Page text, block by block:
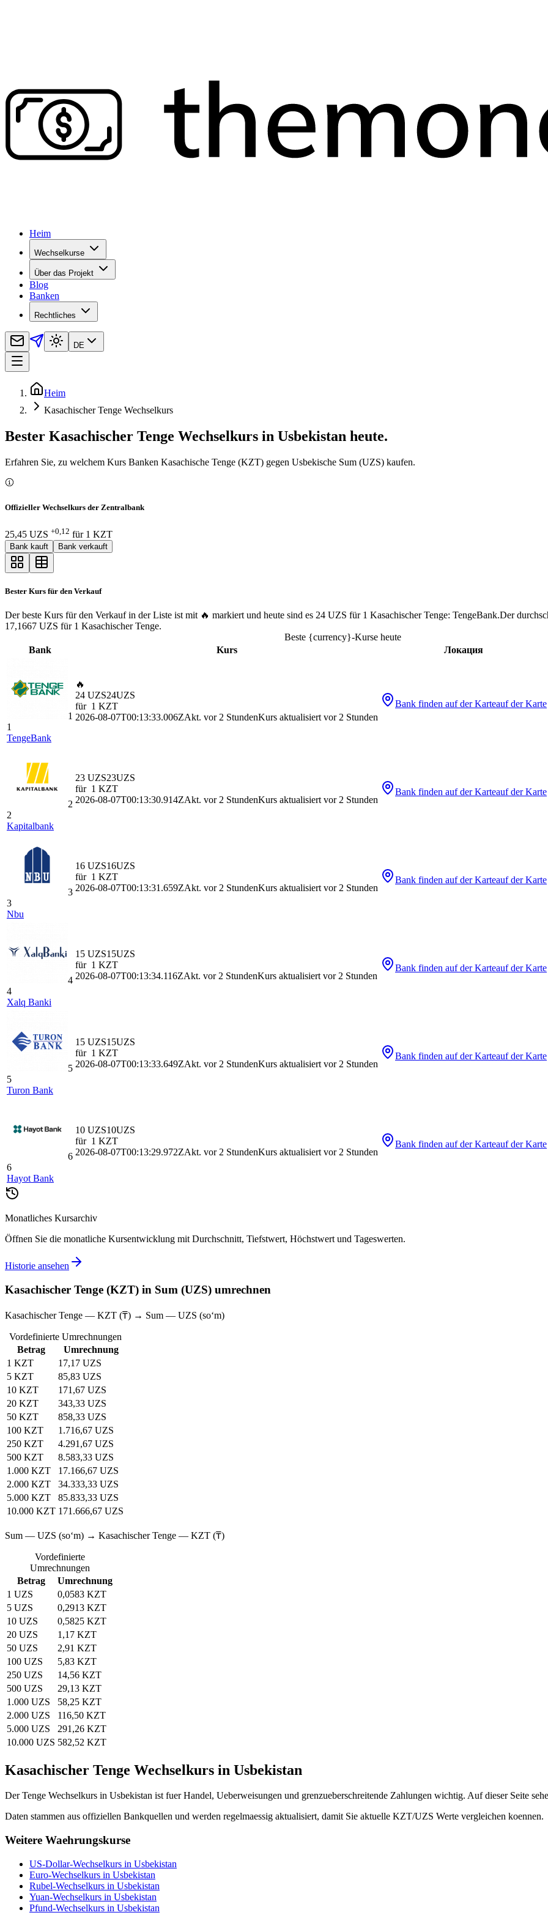
Heim
Wechselkurse
Über das Projekt
Blog
Banken
Rechtliches
DE
Heim
Kasachischer Tenge Wechselkurs
Bester Kasachischer Tenge Wechselkurs in Usbekistan heute.
Erfahren Sie, zu welchem Kurs Banken Kasachische Tenge (KZT) gegen Usbekische Sum (UZS) kaufen.
Offizieller Wechselkurs der Zentralbank
25,45 UZS +0,12 für1 KZT
Bank kauft Bank verkauft
Bester Kurs für den Verkauf
Der beste Kurs für den Verkauf in der Liste ist mit 🔥 markiert und heute sind es 24 UZS für 1 Kasachischer Tenge: TengeBank.Der
17,1667 UZS für 1 Kasachischer Tenge.
Beste {currency}-Kurse heute
Bank
Kurs Локация
1
1
TengeBank
🔥
24 UZS24UZS
für 1 KZT
2026-08-07T00:13:33.006ZAkt. vor 2 StundenKurs aktualisiert vor 2 Stunden
Bank finden auf der Karteauf der Karte
2
2
Kapitalbank
23 UZS23UZS
für 1 KZT
2026-08-07T00:13:30.914ZAkt. vor 2 StundenKurs aktualisiert vor 2 Stunden
Bank finden auf der Karteauf der Karte
3
3
Nbu
16 UZS16UZS
für 1 KZT
2026-08-07T00:13:31.659ZAkt. vor 2 StundenKurs aktualisiert vor 2 Stunden
Bank finden auf der Karteauf der Karte
4
4
Xalq Banki
15 UZS15UZS
für 1 KZT
2026-08-07T00:13:34.116ZAkt. vor 2 StundenKurs aktualisiert vor 2 Stunden
Bank finden auf der Karteauf der Karte
5
5
Turon Bank
15 UZS15UZS
für 1 KZT
2026-08-07T00:13:33.649ZAkt. vor 2 StundenKurs aktualisiert vor 2 Stunden
Bank finden auf der Karteauf der Karte
6
6
Hayot Bank
10 UZS10UZS
für 1 KZT
2026-08-07T00:13:29.972ZAkt. vor 2 StundenKurs aktualisiert vor 2 Stunden
Bank finden auf der Karteauf der Karte
Monatliches Kursarchiv
Öffnen Sie die monatliche Kursentwicklung mit Durchschnitt, Tiefstwert, Höchstwert und Tageswerten.
Historie ansehen
Kasachischer Tenge (KZT) in Sum (UZS) umrechnen
Kasachischer Tenge — KZT (₸) → Sum — UZS (soʻm)
Vordefinierte Umrechnungen
Betrag
Umrechnung
1 KZT
17,17 UZS
5 KZT
85,83 UZS
10 KZT
171,67 UZS
20 KZT
343,33 UZS
50 KZT
858,33 UZS
100 KZT
1.716,67 UZS
250 KZT
4.291,67 UZS
500 KZT
8.583,33 UZS
1.000 KZT
17.166,67 UZS
2.000 KZT
34.333,33 UZS
5.000 KZT
85.833,33 UZS
10.000 KZT 171.666,67 UZS
Sum — UZS (soʻm) → Kasachischer Tenge — KZT (₸)
Vordefinierte
Umrechnungen
Betrag
Umrechnung
1 UZS
0,0583 KZT
5 UZS
0,2913 KZT
10 UZS
0,5825 KZT
20 UZS
1,17 KZT
50 UZS
2,91 KZT
100 UZS
5,83 KZT
250 UZS
14,56 KZT
500 UZS
29,13 KZT
1.000 UZS
58,25 KZT
2.000 UZS
116,50 KZT
5.000 UZS
291,26 KZT
10.000 UZS 582,52 KZT
Kasachischer Tenge Wechselkurs in Usbekistan
Der Tenge Wechselkurs in Usbekistan ist fuer Handel, Ueberweisungen und grenzueberschreitende Zahlungen wichtig. Auf dieser Seite
Daten stammen aus offiziellen Bankquellen und werden regelmaessig aktualisiert, damit Sie aktuelle KZT/UZS Werte vergleichen koennen.
Weitere Waehrungskurse
US-Dollar-Wechselkurs in Usbekistan
Euro-Wechselkurs in Usbekistan
Rubel-Wechselkurs in Usbekistan
Yuan-Wechselkurs in Usbekistan
Pfund-Wechselkurs in Usbekistan